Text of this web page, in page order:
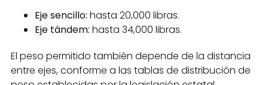
Eje sencillo: hasta 20,000 libras.
Eje tándem: hasta 34,000 libras.
El peso permitido también depende de la distancia
entre ejes, conforme a las tablas de distribución de